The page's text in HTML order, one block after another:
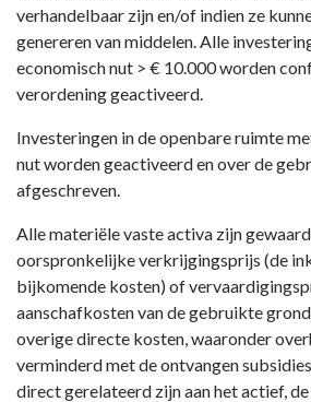
verhandelbaar zijn en/of indien ze
genereren van middelen. Alle
economisch nut > € 10.000 worden
verordening geactiveerd.
Investeringen in de openbare ruimte
nut worden geactiveerd en over de
afgeschreven.
Alle materiële vaste activa zijn
oorspronkelijke verkrijgingsprijs (de
bijkomende kosten) of
aanschafkosten van de gebruikte
overige directe kosten, waaronder
verminderd met de ontvangen
direct gerelateerd zijn aan het actief,